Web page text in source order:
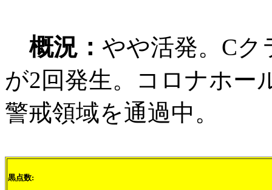
概況： やや活発。Cク
が2回発生。コロナホー
警戒領域を通過中。
黒点数: